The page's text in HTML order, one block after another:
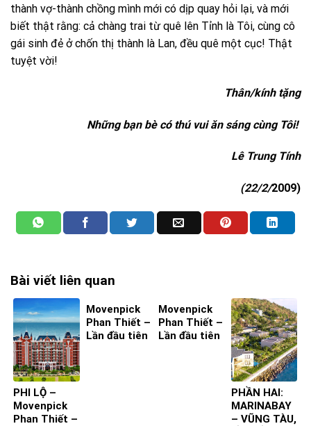
thành vợ-thành chồng mình mới có dịp quay hỏi lại, và mới
biết thật rằng: cả chàng trai từ quê lên Tỉnh là Tôi, cùng cô
gái sinh đẻ ở chốn thị thành là Lan, đều quê một cục! Thật
tuyệt vời!
Thân/kính tặng
Những bạn bè có thú vui ăn sáng cùng Tôi!
Lê Trung Tính
(22/2/2009)
Bài viết liên quan
PHI LỘ –
Movenpick
Phan Thiết –
Movenpick
Phan Thiết –
Lần đầu tiên
Movenpick
Phan Thiết –
Lần đầu tiên
PHẦN HAI:
MARINABAY
– VŨNG TÀU,